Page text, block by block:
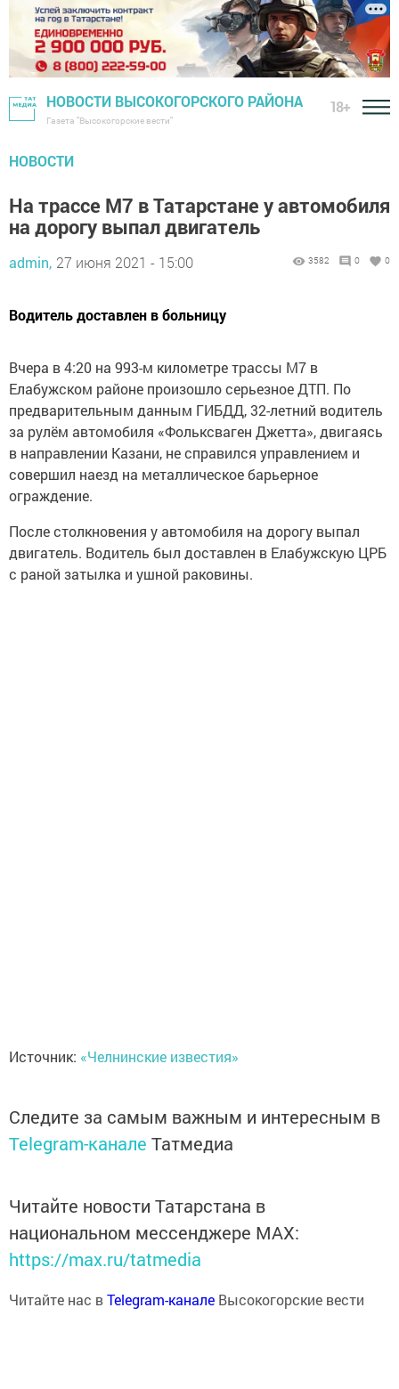
НОВОСТИ ВЫСОКОГОРСКОГО РАЙОНА
Газета "Высокогорские вести"
18+
НОВОСТИ
На трассе М7 в Татарстане у автомобиля
на дорогу выпал двигатель
admin, 27 июня 2021 - 15:00 3582 0 0
Водитель доставлен в больницу
Вчера в 4:20 на 993-м километре трассы М7 в
Елабужском районе произошло серьезное ДТП. По
предварительным данным ГИБДД, 32-летний водитель
за рулём автомобиля «Фольксваген Джетта», двигаясь
в направлении Казани, не справился управлением и
совершил наезд на металлическое барьерное
ограждение.
После столкновения у автомобиля на дорогу выпал
двигатель. Водитель был доставлен в Елабужскую ЦРБ
с раной затылка и ушной раковины.
Источник: «Челнинские известия»
Следите за самым важным и интересным в
Telegram-канале Татмедиа
Читайте новости Татарстана в
национальном мессенджере MАХ:
https://max.ru/tatmedia
Читайте нас вTelegram-канале Высокогорские вести